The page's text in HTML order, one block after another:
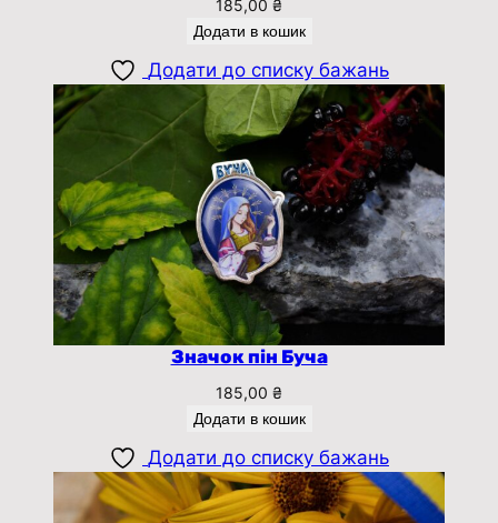
185,00 ₴
Додати в кошик
Додати до списку бажань
Значок пін Буча
185,00 ₴
Додати в кошик
Додати до списку бажань